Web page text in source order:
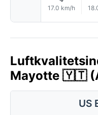
17.0 km/h
Mayotte 🇾🇹
US